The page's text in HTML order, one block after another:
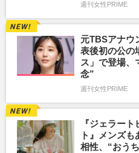
週刊女性PRIME
元TBSアナウ
表後初の公の
ス」で登場、
念”
週刊女性PRIME
『ジェラー
ト』メンズ
相性、“おう